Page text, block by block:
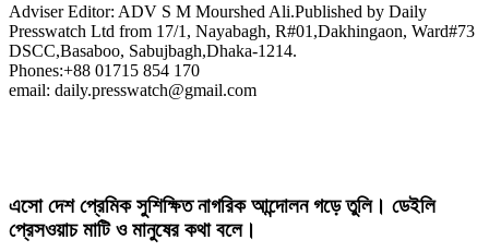
Adviser Editor: ADV S M Mourshed Ali.Published by Daily
Presswatch Ltd from 17/1, Nayabagh, R#01,Dakhingaon, Ward#73
DSCC,Basaboo, Sabujbagh,Dhaka-1214.
Phones:+88 01715 854 170
email: daily.presswatch@gmail.com
এসো দেশ প্রেমিক সুশিক্ষিত নাগরিক আন্দোলন গড়ে তুলি। ডেইলি
প্রেসওয়াচ মাটি ও মানুষের কথা বলে।